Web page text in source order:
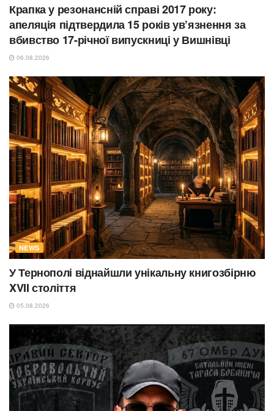
Крапка у резонансній справі 2017 року:
апеляція підтвердила 15 років ув’язнення за
вбивство 17-річної випускниці у Вишнівці
06.08.2026
NEWS
У Тернополі віднайшли унікальну книгозбірню
XVII століття
05.08.2026